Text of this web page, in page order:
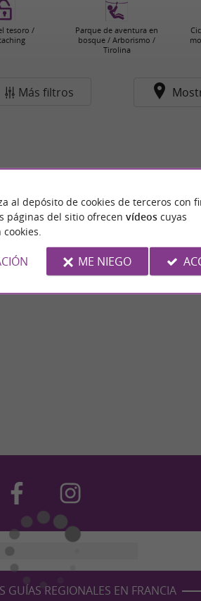
tesoro /
Parque de aventura en
bosque / Arborismo /
Tirolina
Más filtros
GUÍAS REGIONALES EN FRANCIA
al depósito de cookies de terceros con
páginas del sitio ofrecen vídeoscuyas
ME NIEGO